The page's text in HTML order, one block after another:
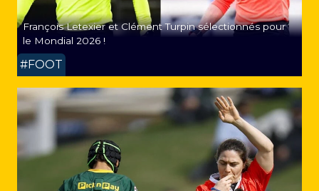
François Letexier et Clément Turpin sélectionnés pour
le Mondial 2026 !
#FOOT